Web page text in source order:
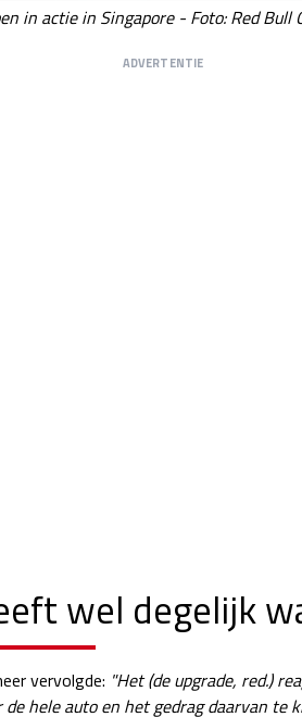
in actie in Singapore - Foto: Red Bull
ADVERTENTIE
wel degelijk
vervolgde: "Het (de upgrade, red.)
hele auto en het gedrag daarvan te